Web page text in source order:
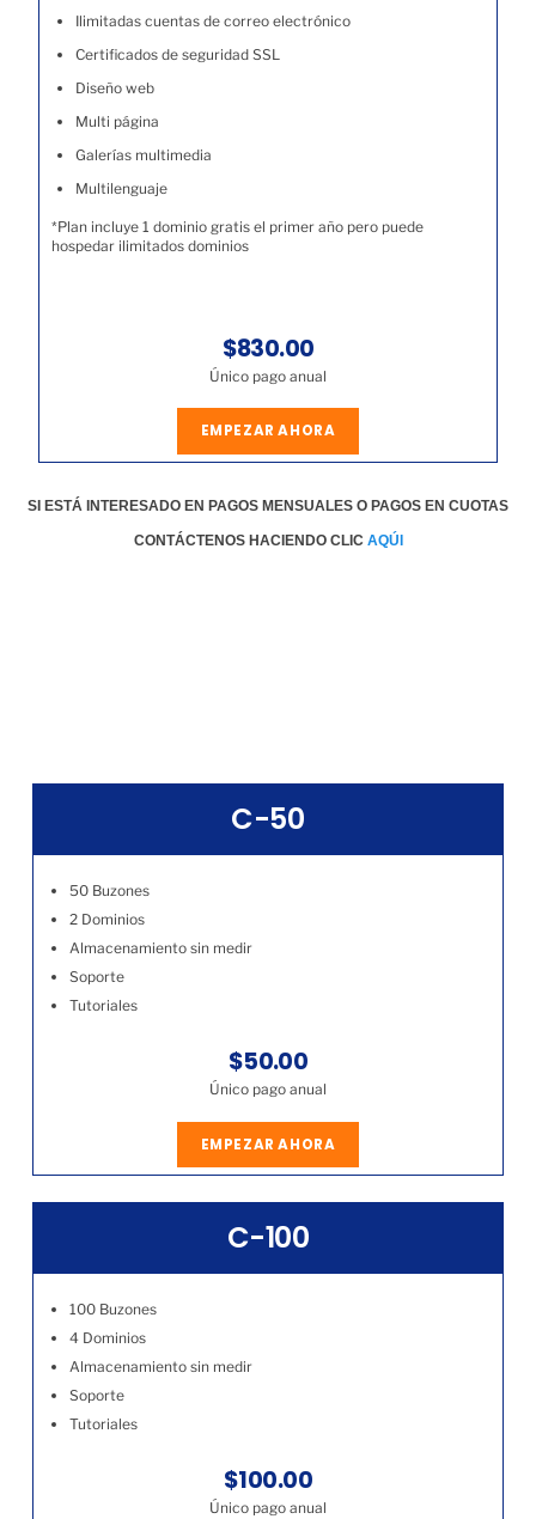
Ilimitadas cuentas de correo electrónico
Certificados de seguridad SSL
Diseño web
Multi página
Galerías multimedia
Multilenguaje
*Plan incluye 1 dominio gratis el primer año pero puede
hospedar ilimitados dominios
$830.00
Único pago anual
EMPEZAR AHORA
SI ESTÁ INTERESADO EN PAGOS MENSUALES O PAGOS EN CUOTAS
CONTÁCTENOS HACIENDO CLIC AQÚI
C-50
50 Buzones
2 Dominios
Almacenamiento sin medir
Soporte
Tutoriales
$50.00
Único pago anual
EMPEZAR AHORA
C-100
100 Buzones
4 Dominios
Almacenamiento sin medir
Soporte
Tutoriales
$100.00
Único pago anual